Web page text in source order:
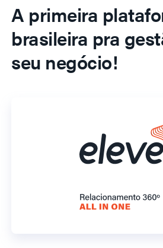
A primeira
brasileira pra
seu negócio!